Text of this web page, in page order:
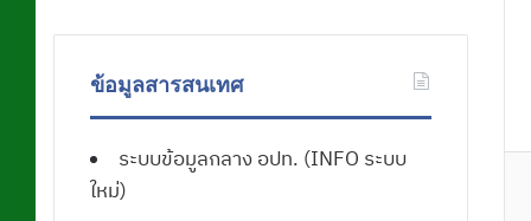
ข้อมูลสารสนเทศ
ระบบข้อมูลกลาง อปท. (INFO ระบบ
ใหม่)